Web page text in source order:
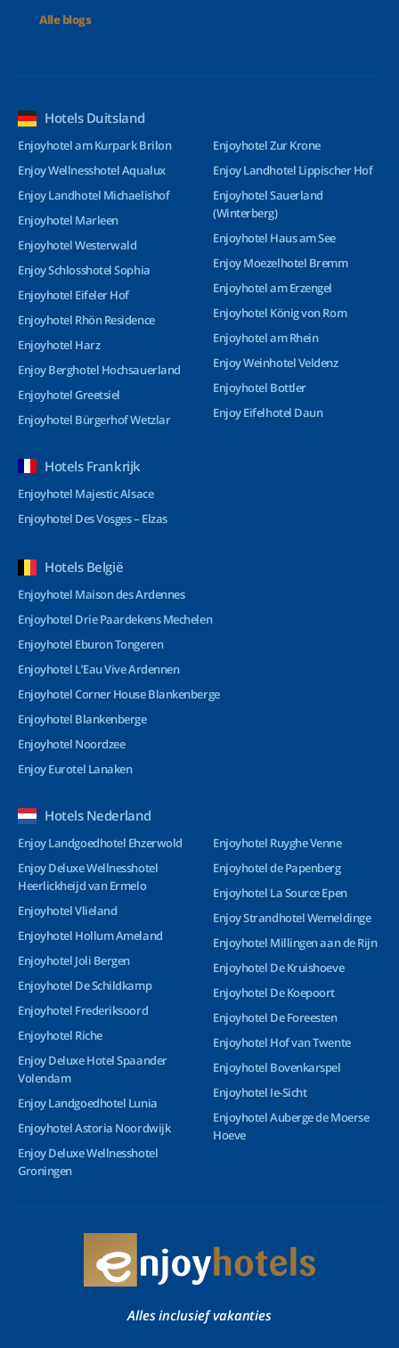
Alle blogs
Hotels Duitsland
Enjoyhotel am Kurpark Brilon
Enjoy Wellnesshotel Aqualux
Enjoy Landhotel Michaelishof
Enjoyhotel Marleen
Enjoyhotel Westerwald
Enjoy Schlosshotel Sophia
Enjoyhotel Eifeler Hof
Enjoyhotel Rhön Residence
Enjoyhotel Harz
Enjoy Berghotel Hochsauerland
Enjoyhotel Greetsiel
Enjoyhotel Bürgerhof Wetzlar
Enjoyhotel Zur Krone
Enjoy Landhotel Lippischer Hof
Enjoyhotel Sauerland
(Winterberg)
Enjoyhotel Haus am See
Enjoy Moezelhotel Bremm
Enjoyhotel am Erzengel
Enjoyhotel König von Rom
Enjoyhotel am Rhein
Enjoy Weinhotel Veldenz
Enjoyhotel Bottler
Enjoy Eifelhotel Daun
Hotels Frankrijk
Enjoyhotel Majestic Alsace
Enjoyhotel Des Vosges – Elzas
Hotels België
Enjoyhotel Maison des Ardennes
Enjoyhotel Drie Paardekens Mechelen
Enjoyhotel Eburon Tongeren
Enjoyhotel L’Eau Vive Ardennen
Enjoyhotel Corner House Blankenberge
Enjoyhotel Blankenberge
Enjoyhotel Noordzee
Enjoy Eurotel Lanaken
Hotels Nederland
Enjoy Landgoedhotel Ehzerwold
Enjoy Deluxe Wellnesshotel
Heerlickheijd van Ermelo
Enjoyhotel Vlieland
Enjoyhotel Hollum Ameland
Enjoyhotel Joli Bergen
Enjoyhotel De Schildkamp
Enjoyhotel Frederiksoord
Enjoyhotel Riche
Enjoy Deluxe Hotel Spaander
Volendam
Enjoy Landgoedhotel Lunia
Enjoyhotel Astoria Noordwijk
Enjoy Deluxe Wellnesshotel
Groningen
Enjoyhotel Ruyghe Venne
Enjoyhotel de Papenberg
Enjoyhotel La Source Epen
Enjoy Strandhotel Wemeldinge
Enjoyhotel Millingen aan de Rijn
Enjoyhotel De Kruishoeve
Enjoyhotel De Koepoort
Enjoyhotel De Foreesten
Enjoyhotel Hof van Twente
Enjoyhotel Bovenkarspel
Enjoyhotel Ie-Sicht
Enjoyhotel Auberge de Moerse
Hoeve
Alles inclusief vakanties